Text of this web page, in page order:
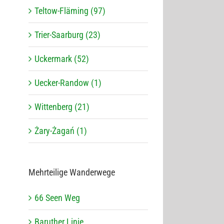
Teltow-Fläming (97)
Trier-Saarburg (23)
Uckermark (52)
Uecker-Randow (1)
Wittenberg (21)
Żary-Żagań (1)
Mehr­tei­lige Wanderwege
66 Seen Weg
Baru­ther Linie